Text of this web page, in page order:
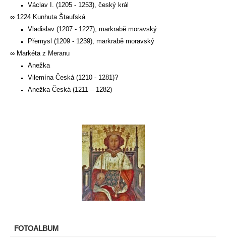
Václav I. (1205 - 1253), český král
∞ 1224 Kunhuta Štaufská
Vladislav (1207 - 1227), markrabě moravský
Přemysl (1209 - 1239), markrabě moravský
∞ Markéta z Meranu
Anežka
Vilemína Česká (1210 - 1281)?
Anežka Česká (1211 – 1282)
FOTOALBUM